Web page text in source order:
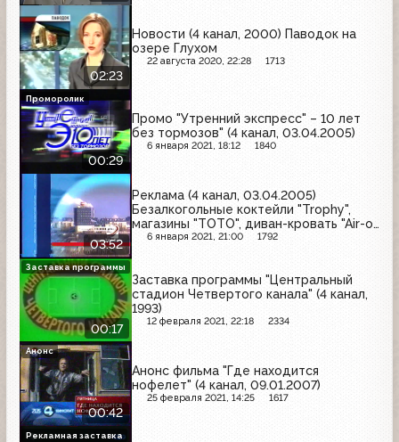
02:23
Новости (4 канал, 2000) Паводок на
озере Глухом
22 августа 2020, 22:28 1713
00:29
Промо "Утренний экспресс" – 10 лет
без тормозов" (4 канал, 03.04.2005)
6 января 2021, 18:12 1840
Проморолик
03:52
Реклама (4 канал, 03.04.2005)
Безалкогольные коктейли "Trophy",
магазины "TOTO", диван-кровать "Air-o-
Space"
6 января 2021, 21:00 1792
00:17
Заставка программы "Центральный
стадион Четвертого канала" (4 канал,
1993)
12 февраля 2021, 22:18 2334
Заставка программы
00:42
Анонс фильма "Где находится
нофелет" (4 канал, 09.01.2007)
25 февраля 2021, 14:25 1617
Анонс
Рекламная заставка